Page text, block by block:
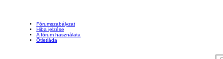
Fórumszabályzat
Hiba jelzése
A fórum használata
Ötletláda